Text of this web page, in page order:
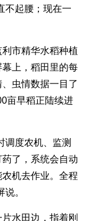
起腰；现在一
市精华水稻种植
上，稻田里的每
虫情数据一目了
亩早稻正陆续进
度农机、监测
了，系统会自动
机去作业。全程
。
水田边，指着刚